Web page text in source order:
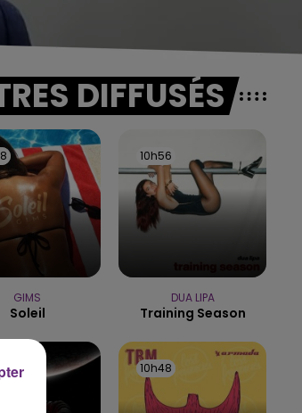
DIFFUSÉS
GIMS
Soleil
10h56
10h56
DUA LIPA
Training Season
10h48
10h48